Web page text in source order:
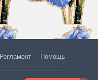
Регламент Помощь